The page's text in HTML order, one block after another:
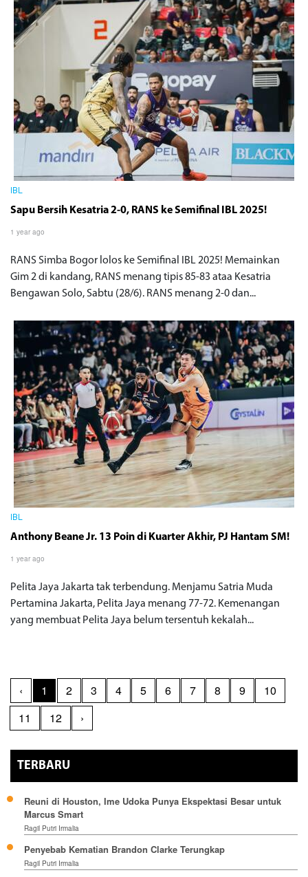
IBL
Sapu Bersih Kesatria 2-0, RANS ke Semifinal IBL 2025!
1 year ago
RANS Simba Bogor lolos ke Semifinal IBL 2025! Memainkan
Gim 2 di kandang, RANS menang tipis 85-83 ataa Kesatria
Bengawan Solo, Sabtu (28/6). RANS menang 2-0 dan...
IBL
Anthony Beane Jr. 13 Poin di Kuarter Akhir, PJ Hantam SM!
1 year ago
Pelita Jaya Jakarta tak terbendung. Menjamu Satria Muda
Pertamina Jakarta, Pelita Jaya menang 77-72. Kemenangan
yang membuat Pelita Jaya belum tersentuh kekalah...
‹ 1 2 3 4 5 6 7 8 9
10
11
12 ›
TERBARU
Reuni di Houston, Ime Udoka Punya Ekspektasi Besar untuk
Marcus Smart
Ragil Putri Irmalia
Penyebab Kematian Brandon Clarke Terungkap
Ragil Putri Irmalia